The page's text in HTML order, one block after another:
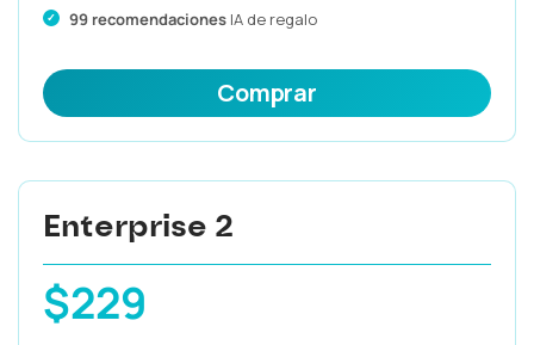
99 recomendaciones IA de regalo
Comprar
Enterprise 2
$229